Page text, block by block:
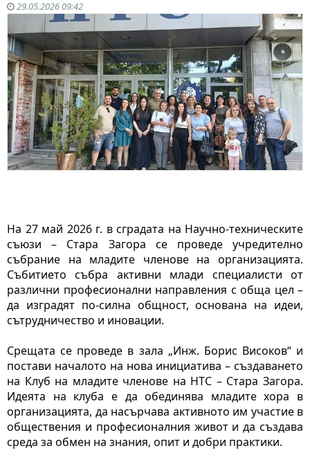
29.05.2026 09:42
На 27 май 2026 г. в сградата на Научно-техническите
съюзи – Стара Загора се проведе учредително
събрание на младите членове на организацията.
Събитието събра активни млади специалисти от
различни професионални направления с обща цел –
да изградят по-силна общност, основана на идеи,
сътрудничество и иновации.
Срещата се проведе в зала „Инж. Борис Високов“ и
постави началото на нова инициатива – създаването
на Клуб на младите членове на НТС – Стара Загора.
Идеята на клуба е да обединява младите хора в
организацията, да насърчава активното им участие в
обществения и професионалния живот и да създава
среда за обмен на знания, опит и добри практики.